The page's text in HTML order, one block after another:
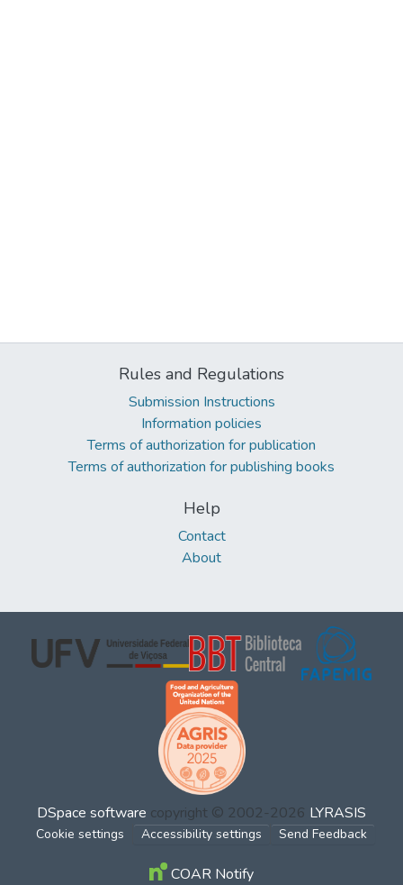
Rules and Regulations
Submission Instructions
Information policies
Terms of authorization for publication
Terms of authorization for publishing books
Help
Contact
About
DSpace software copyright © 2002-2026 LYRASIS
Cookie settings Accessibility settings Send Feedback
COAR Notify